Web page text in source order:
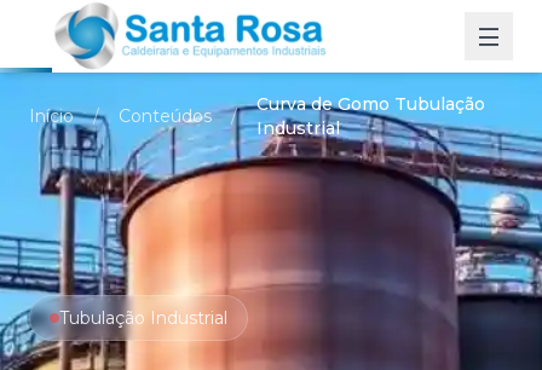
Início / Conteúdos /
Curva de Gomo Tubulação
Industrial
Tubulação Industrial